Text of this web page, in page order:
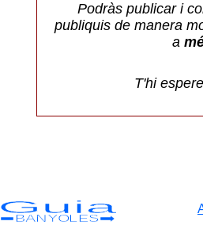
Podràs publicar i
publiquis de manera
a
T'hi
Guia
BANYOLES